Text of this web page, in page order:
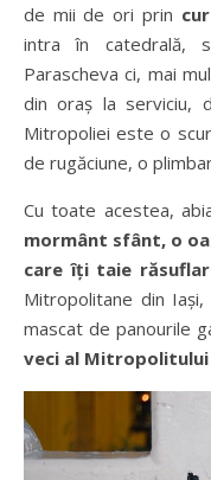
de mii de ori prin
intra în catedrală,
Parascheva ci, mai
din oraş la serviciu,
Mitropoliei este o
de rugăciune, o
Cu toate acestea,
mormânt sfânt, o
care îţi taie
Mitropolitane din
mascat de panourile
veci al Mitropolitului